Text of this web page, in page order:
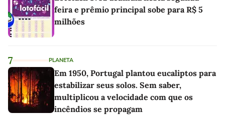
feira e prêmio principal sobe para R$ 5
milhões
7 PLANETA
Em 1950, Portugal plantou eucaliptos para
estabilizar seus solos. Sem saber,
multiplicou a velocidade com que os
incêndios se propagam